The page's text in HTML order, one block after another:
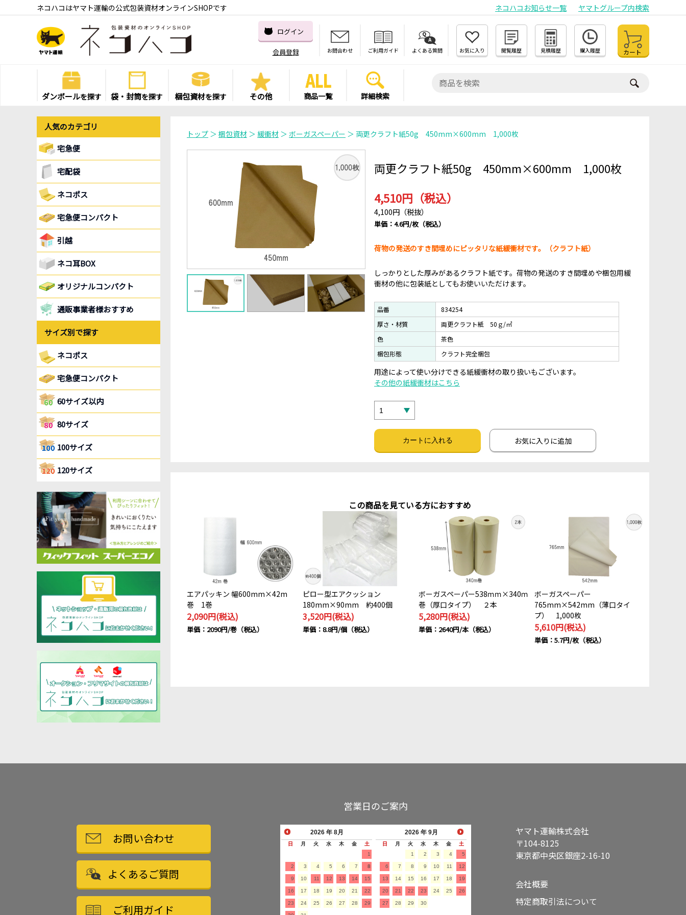
ネコハコはヤマト運輸の公式包装資材オンラインSHOPです ネコハコお知らせ一覧 ヤマトグループ内検索
ログイン
会員登録 お問合わせ ご利用ガイド よくある質問 お気に入り 閲覧履歴 見積履歴 購入履歴 カート
ダンボールを探す 袋・封筒を探す 梱包資材を探す その他 商品一覧 詳細検索
人気のカテゴリ
宅急便
宅配袋
ネコポス
宅急便コンパクト
引越
ネコ耳BOX
オリジナルコンパクト
通販事業者様おすすめ
サイズ別で探す
ネコポス
宅急便コンパクト
60サイズ以内
80サイズ
100サイズ
120サイズ
トップ ＞ 梱包資材 ＞ 緩衝材 ＞ ボーガスペーパー ＞ 両更クラフト紙50g 450mm×600mm 1,000枚
両更クラフト紙50g 450mm×600mm 1,000枚
4,510円（税込）
4,100円（税抜）
単価：4.6円/枚（税込）
荷物の発送のすき間埋めにピッタリな紙緩衝材です。（クラフト紙）
しっかりとした厚みがあるクラフト紙です。荷物の発送のすき間埋めや梱包用緩
衝材の他に包装紙としてもお使いいただけます。
品番
834254
厚さ・材質
両更クラフト紙 50ｇ/㎡
色
茶色
梱包形態
クラフト完全梱包
用途によって使い分けできる紙緩衝材の取り扱いもございます。
その他の紙緩衝材はこちら
お気に入りに追加
この商品を見ている方におすすめ
エアパッキン 幅600mm×42m
巻 1巻
2,090円(税込)
単価：2090円/巻（税込）
ピロー型エアクッション
180mm×90mm 約400個
3,520円(税込)
単価：8.8円/個（税込）
ボーガスペーパー538ｍｍ×340ｍ
巻（厚口タイプ） ２本
5,280円(税込)
単価：2640円/本（税込）
ボーガスペーパー
765mm×542mm（薄口タイ
プ） 1,000枚
5,610円(税込)
単価：5.7円/枚（税込）
お問い合わせ
よくあるご質問
ご利用ガイド
営業日のご案内
2026 年 8月
日 月 火 水 木 金
土
1
2 3 4 5 6 7 8
9 10 11 12 13 14 15
16 17 18 19 20 21 22
23 24 25 26 27 28 29
2026 年 9月
日 月 火 水 木 金
土
1
2 3 4 5
6 7 8 9 10 11 12
13 14 15 16 17 18 19
20 21 22 23 24 25 26
27 28 29 30
ヤマト運輸株式会社
〒104-8125
東京都中央区銀座2-16-10
会社概要
特定商取引法について